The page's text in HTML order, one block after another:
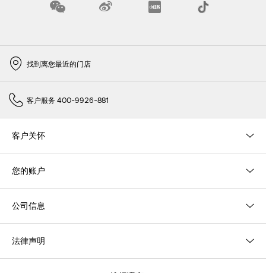
找到离您最近的门店
客户服务 400-9926-881
客户关怀
您的账户
公司信息
法律声明